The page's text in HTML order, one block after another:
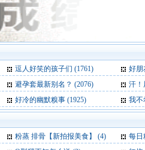
逗人好笑的孩子们 (1761)
好朋
避孕套最新别名？ (2076)
汗！
好冷的幽默糗事 (1925) 我不
粉蒸 排骨【新拍报美食】 (4)
每日